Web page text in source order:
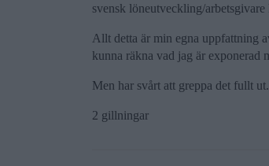
svensk löneutveckling/arbetsgivare
Allt detta är min egna uppfattning
kunna räkna vad jag är exponerad
Men har svårt att greppa det fullt ut.
2 gillningar